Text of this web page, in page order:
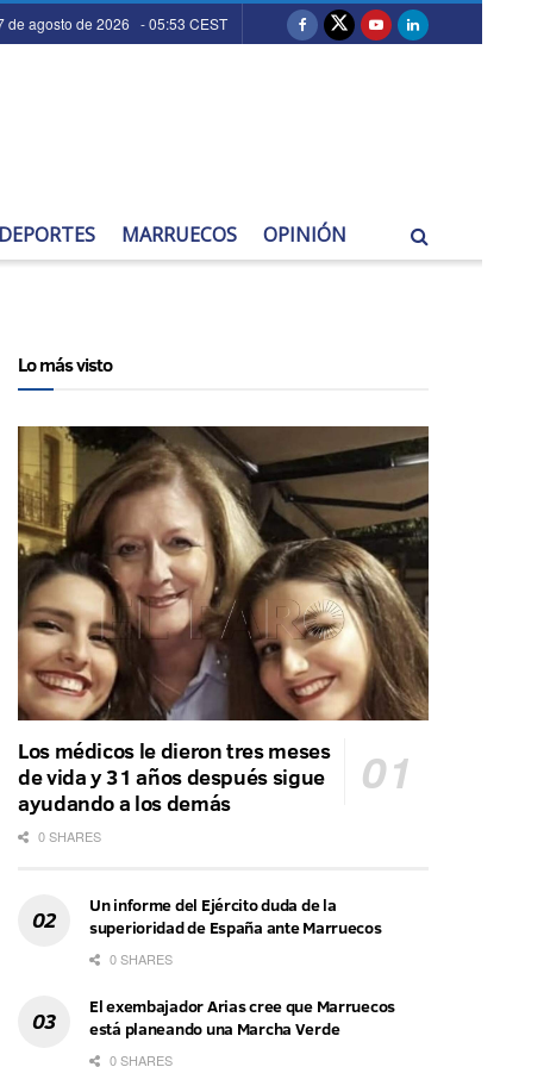
de agosto de 2026 - 05:53 CEST
DEPORTES MARRUECOS OPINIÓN
Lo más visto
Los médicos le dieron tres meses
de vida y 31 años después sigue
ayudando a los demás
0 SHARES
Un informe del Ejército duda de la
superioridad de España ante Marruecos
0 SHARES
El exembajador Arias cree que Marruecos
está planeando una Marcha Verde
0 SHARES